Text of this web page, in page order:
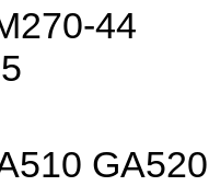
44
GA520